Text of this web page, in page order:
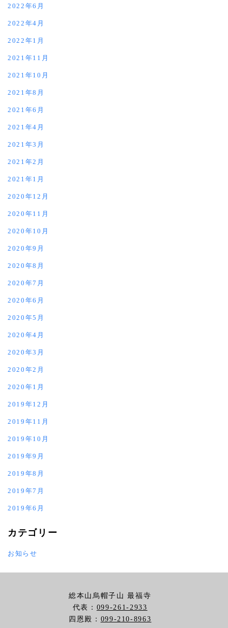
2022年6月
2022年4月
2022年1月
2021年11月
2021年10月
2021年8月
2021年6月
2021年4月
2021年3月
2021年2月
2021年1月
2020年12月
2020年11月
2020年10月
2020年9月
2020年8月
2020年7月
2020年6月
2020年5月
2020年4月
2020年3月
2020年2月
2020年1月
2019年12月
2019年11月
2019年10月
2019年9月
2019年8月
2019年7月
2019年6月
カテゴリー
お知らせ
総本山烏帽子山 最福寺
代表： 099-261-2933
四恩殿： 099-210-8963